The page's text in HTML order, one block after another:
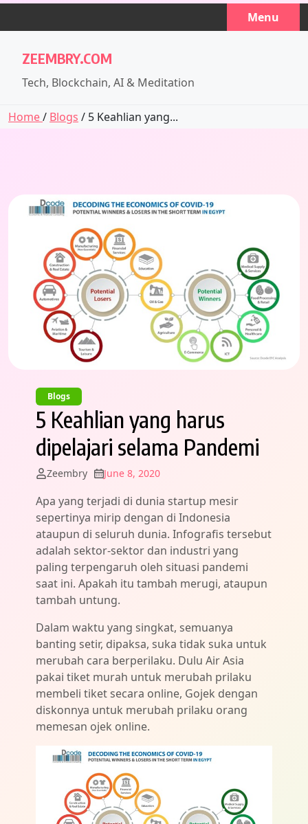
Skip
Menu
ZEEMBRY.COM
Tech, Blockchain, AI & Meditation
Home/ Blogs / 5 Keahlian yang...
Blogs
5 Keahlian yang harus
dipelajari selama Pandemi
Zeembry June 8, 2020
Apa yang terjadi di dunia startup mesir
sepertinya mirip dengan di Indonesia
ataupun di seluruh dunia. Infografis tersebut
adalah sektor-sektor dan industri yang
paling terpengaruh oleh situasi pandemi
saat ini. Apakah itu tambah merugi, ataupun
tambah untung.
Dalam waktu yang singkat, semuanya
banting setir, dipaksa, suka tidak suka untuk
merubah cara berperilaku. Dulu Air Asia
pakai tiket murah untuk merubah prilaku
membeli tiket secara online, Gojek dengan
diskonnya untuk merubah prilaku orang
memesan ojek online.